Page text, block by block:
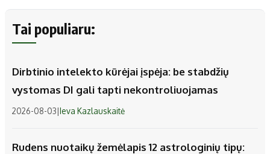
Tai populiaru:
Dirbtinio intelekto kūrėjai įspėja: be stabdžių
vystomas DI gali tapti nekontroliuojamas
2026-08-03|Ieva Kazlauskaitė
Rudens nuotaikų žemėlapis 12 astrologinių tipų: